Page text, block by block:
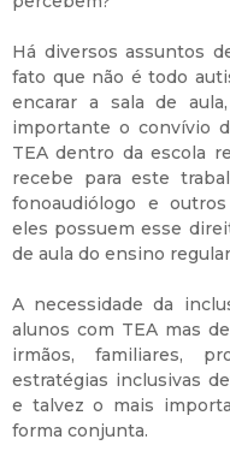
Há diversos assuntos
fato que não é todo
encarar a sala de
importante o convívio
TEA dentro da escola
recebe para este
fonoaudiólogo e
eles possuem esse
de aula do ensino
A necessidade da
alunos com TEA mas
irmãos, familiares,
estratégias inclusivas
e talvez o mais
forma conjunta.